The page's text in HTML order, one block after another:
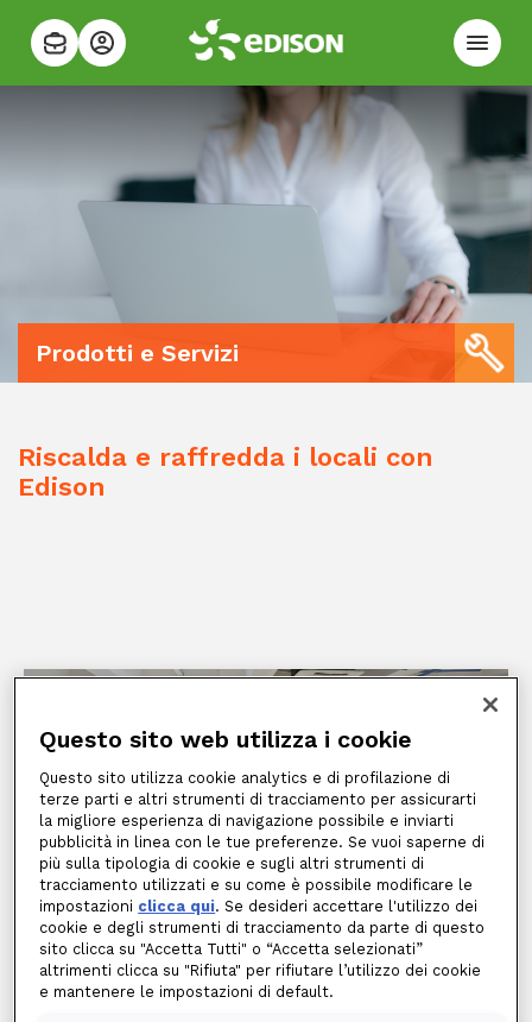
Prodotti e Servizi
Riscalda e raffredda i locali con
Edison
Climatizzatore
My Comfort Business
Edison ti guida nella scelta e
Questo sito web utilizza i cookie
Questo sito utilizza cookie analytics e di profilazione di
terze parti e altri strumenti di tracciamento per assicurarti
la migliore esperienza di navigazione possibile e inviarti
pubblicità in linea con le tue preferenze. Se vuoi saperne di
più sulla tipologia di cookie e sugli altri strumenti di
tracciamento utilizzati e su come è possibile modificare le
impostazioni clicca qui. Se desideri accettare l'utilizzo dei
cookie e degli strumenti di tracciamento da parte di questo
sito clicca su "Accetta Tutti" o “Accetta selezionati”
altrimenti clicca su "Rifiuta" per rifiutare l’utilizzo dei cookie
e mantenere le impostazioni di default.